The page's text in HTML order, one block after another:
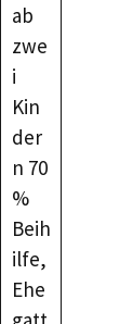
ab
zwe
i
Kin
der
n 70
%
Beih
ilfe,
Ehe